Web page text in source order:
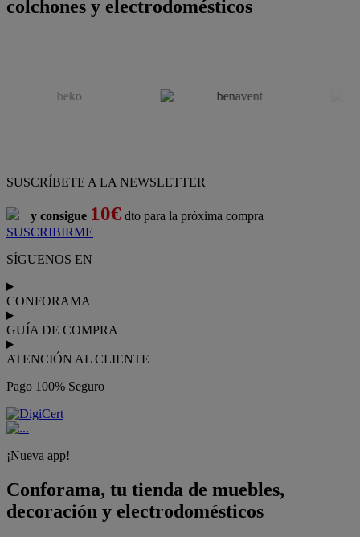
colchones y electrodomésticos
SUSCRÍBETE A LA NEWSLETTER
y consigue 10€ dto para la próxima compra
SUSCRIBIRME
SÍGUENOS EN
CONFORAMA
GUÍA DE COMPRA
ATENCIÓN AL CLIENTE
Pago 100% Seguro
¡Nueva app!
Conforama, tu tienda de muebles,
decoración y electrodomésticos